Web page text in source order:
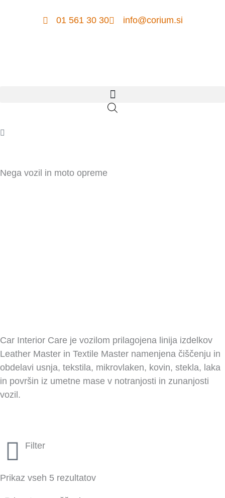
01 561 30 30 info@corium.si
Cart
Nega vozil in moto opreme
Car Interior Care je vozilom prilagojena linija izdelkov
Leather Master in Textile Master namenjena čiščenju in
obdelavi usnja, tekstila, mikrovlaken, kovin, stekla, laka
in površin iz umetne mase v notranjosti in zunanjosti
vozil.
Filter
Prikaz vseh 5 rezultatov